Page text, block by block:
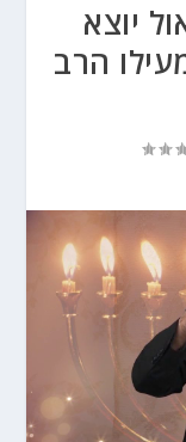
יוצא
הרב